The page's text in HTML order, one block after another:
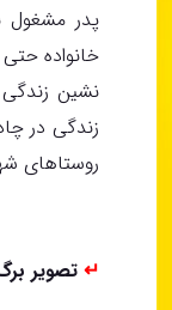
پدر مشغول
خانواده
نشین
زندگی در
روستاهای
↵تصویر